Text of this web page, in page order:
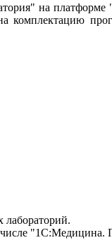
на
лабораторий.
числе